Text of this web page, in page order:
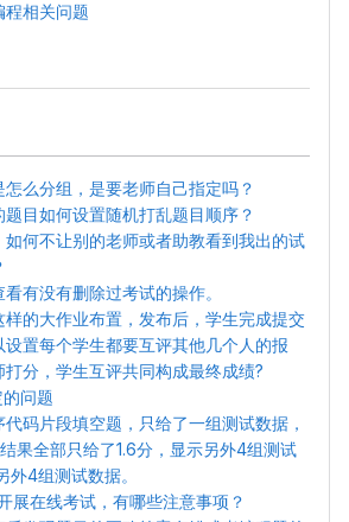
程相关问题
么分组，是要老师自己指定吗？
目如何设置随机打乱题目顺序？
如何不让别的老师或者助教看到我出的试
有没有删除过考试的操作。
样的大作业布置，发布后，学生完成提交
置每个学生都要互评其他几个人的报
分，学生互评共同构成最终成绩?
问题
码片段填空题，只给了一组测试数据，
果全部只给了1.6分，显示另外4组测试
外4组测试数据。
展在线考试，有哪些注意事项？